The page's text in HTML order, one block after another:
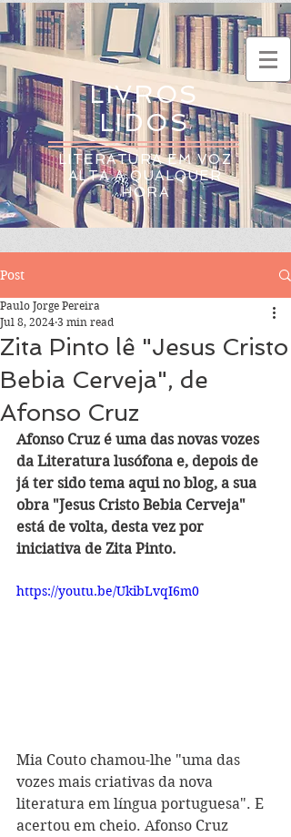
LIVROS
LIDOS
LITERATURA EM VOZ
ALTA A QUALQUER
HORA
Post
Zita Pinto lê "Jesus Cristo
Bebia Cerveja", de
Afonso Cruz
Paulo Jorge Pereira
Jul 8, 2024 3 min read
Afonso Cruz é uma das novas vozes
da Literatura lusófona e, depois de
já ter sido tema aqui no blog, a sua
obra "Jesus Cristo Bebia Cerveja"
está de volta, desta vez por
iniciativa de Zita Pinto.
https://youtu.be/UkibLvqI6m0
Mia Couto chamou-lhe "uma das
vozes mais criativas da nova
literatura em língua portuguesa". E
acertou em cheio. Afonso Cruz